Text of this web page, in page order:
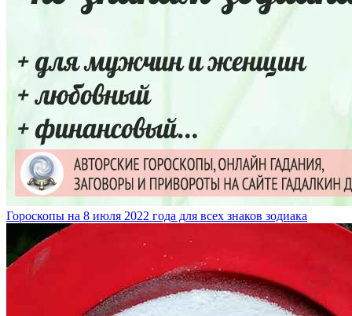
Гороскопы на 8 июля 2022 года для всех знаков зодиака